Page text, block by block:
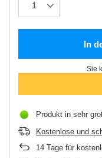
In
Sie
Produkt in sehr
Kostenlose und
14 Tage für